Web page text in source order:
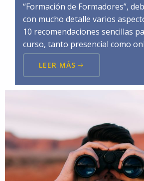
“Formación de Formadores”,
con mucho detalle varios
10 recomendaciones sencillas
curso, tanto presencial como
LEER MÁS